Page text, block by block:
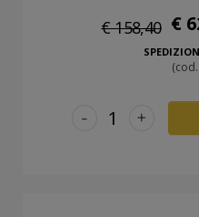
€ 158,40 €
+
-